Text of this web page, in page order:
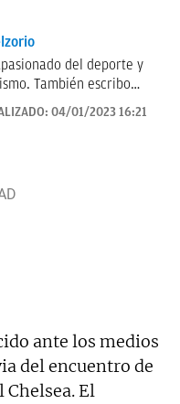
del deporte y
También escribo
04/01/2023 16:21
ante los medios
del encuentro de
Chelsea. El